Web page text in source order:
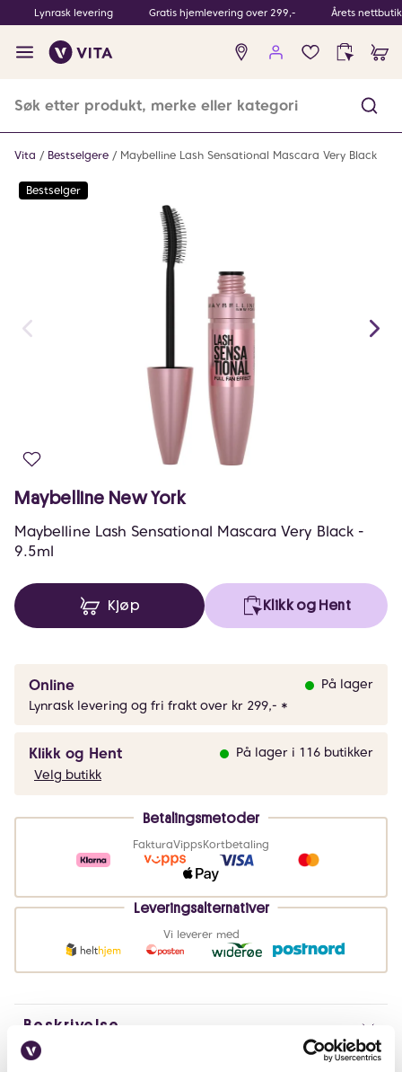
Lynrask levering Gratis hjemlevering over 299,- Årets
Ingen
produkter
Vita Bestselgere Maybelline Lash Sensational Mascara Very Black
Bestselger
Maybelline New York
Maybelline Lash Sensational Mascara Very Black -
9.5ml
Kjøp Klikk og Hent
Online
På lager
Lynrask levering og fri frakt over kr 299,- *
Klikk og Hent
På lager i 116 butikker
Velg butikk
Betalingsmetoder
FakturaVippsKortbetaling
Leveringsalternativer
Vi leverer med
Beskrivelse